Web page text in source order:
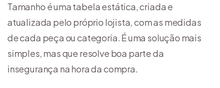
Tamanho é uma tabela estática, criada e
atualizada pelo próprio lojista, com as medidas
de cada peça ou categoria. É uma solução mais
simples, mas que resolve boa parte da
insegurança na hora da compra.